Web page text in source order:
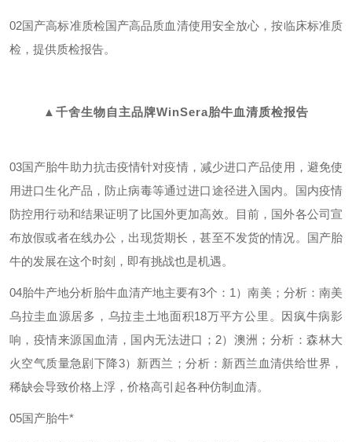
02国产高标准质检国产高品质血清使用安全放心，按临床标准质
检，提供质检报告。
▲ 千舍生物自主品牌WinSera胎牛血清质检报告
03国产胎牛助力抗击疫情针对疫情，减少进口产品使用，避免使
用进口生化产品，防止病毒等通过进口途径进入国内。国内疫情
防控用行动和结果证明了比国外更加高效。目前，国外各公司宣
布放假或者在线办公，出现货期长，甚至不发货的情况。国产胎
牛的发展在这个时刻，即有挑战也是机遇。
04胎牛产地分析胎牛血清产地主要有3个：1）南美；分析：南美
乌拉圭血源居多，乌拉圭土地面积18万平方公里。因疯牛病影
响，疫情来源国血清，国内无法进口；2）澳洲；分析：森林大
火空气质量急剧下降3）新西兰；分析：新西兰血清供给世界 ，
稀缺会导致价格上浮，价格高引起各种仿制血清。
05国产胎牛*